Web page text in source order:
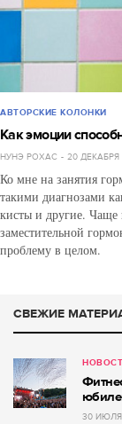
АВТОРСКИЕ КОЛОНКИ
Как эмоции
НУНЭ РОХАС 20 ДЕКАБРЯ
Ко мне на занятия
такими диагнозами
кисты и другие. Чаще
заместительной
проблему в целом.
СВЕЖИЕ
30 ИЮЛЯ